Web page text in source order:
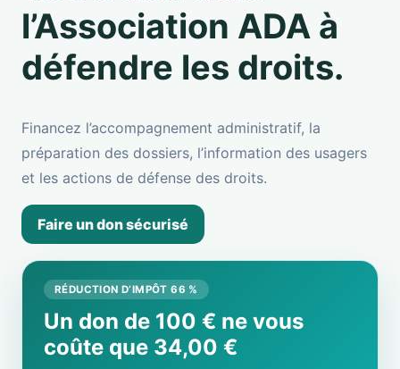
l’Association ADA à
défendre les droits.
Financez l’accompagnement administratif, la
préparation des dossiers, l’information des usagers
et les actions de défense des droits.
Faire un don sécurisé
RÉDUCTION D’IMPÔT 66 %
Un don de 100 € ne vous
coûte que 34,00 €